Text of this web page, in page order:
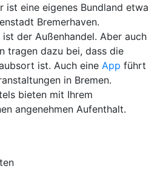
ist eine eigenes Bundland etwa
Bremerhaven.
der Außenhandel. Aber auch
tragen dazu bei, dass die
ist. Auch eine App führt
in Bremen.
bieten mit Ihrem
angenehmen Aufenthalt.